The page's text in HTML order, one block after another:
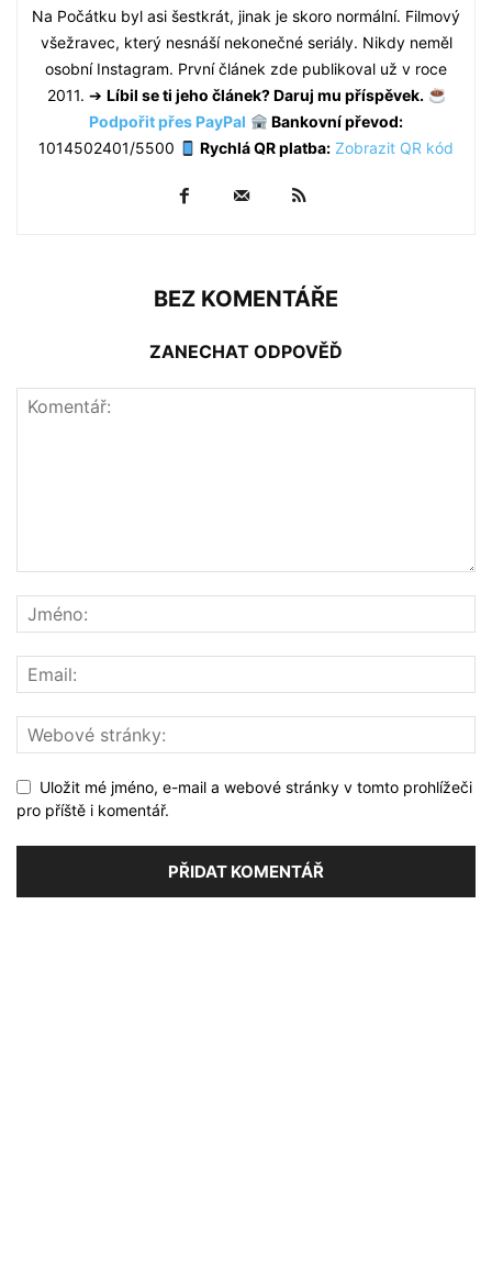
Na Počátku byl asi šestkrát, jinak je skoro normální. Filmový
všežravec, který nesnáší nekonečné seriály. Nikdy neměl
osobní Instagram. První článek zde publikoval už v roce
2011. ➔ Líbil se ti jeho článek? Daruj mu příspěvek.
Podpořit přes PayPal
Bankovní převod:
1014502401/5500
Rychlá QR platba: Zobrazit QR kód
BEZ KOMENTÁŘE
ZANECHAT ODPOVĚĎ
Uložit mé jméno, e-mail a webové stránky v tomto prohlížeči
pro příště i komentář.